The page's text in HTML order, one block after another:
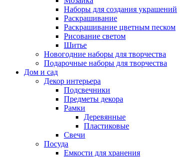
Наборы для создания украшений
Раскрашивание
Раскрашивание цветным песком
Рисование светом
Шитье
Новогодние наборы для творчества
Подарочные наборы для творчества
Дом и сад
Декор интерьера
Подсвечники
Предметы декора
Рамки
Деревянные
Пластиковые
Свечи
Посуда
Емкости для хранения